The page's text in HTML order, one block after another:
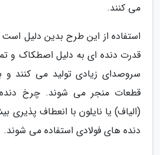
می کنند.
استفاده از این طرح بدین دلیل
قدرت دنده ای به دلیل اصطکاک و
سروصدای زیادی تولید می کنند
قطعات منجر می شوند. چرخ دنده
(الیاف) یا نایلون با انعطاف
دنده های فولادی استفاده می شوند.